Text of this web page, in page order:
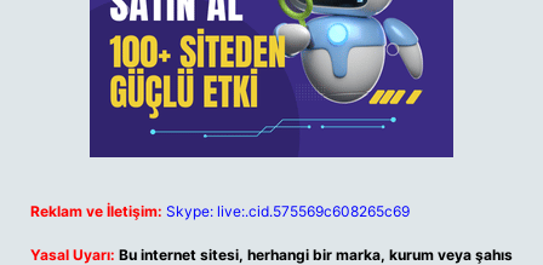
Reklam ve İletişim: Skype: live:.cid.575569c608265c69
Yasal Uyarı: Bu internet sitesi, herhangi bir marka, kurum veya şahıs